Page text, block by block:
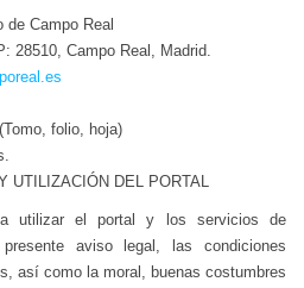
de Campo Real
28510, Campo Real, Madrid.
folio, hoja)
UTILIZACIÓN DEL PORTAL
utilizar el portal y los servicios de
aviso legal, las condiciones
así como la moral, buenas costumbres